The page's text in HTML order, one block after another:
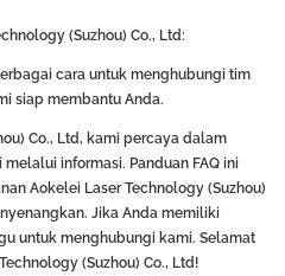
(Suzhou) Co., Ltd:
cara untuk menghubungi tim
siap membantu Anda.
Co., Ltd, kami percaya dalam
informasi. Panduan FAQ ini
Aokelei Laser Technology (Suzhou)
Jika Anda memiliki
untuk menghubungi kami. Selamat
(Suzhou) Co., Ltd!